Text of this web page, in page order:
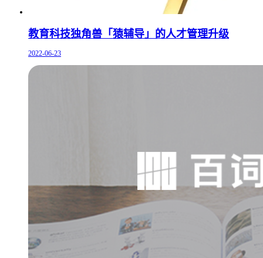
教育科技独角兽「猿辅导」的人才管理升级
2022-06-23